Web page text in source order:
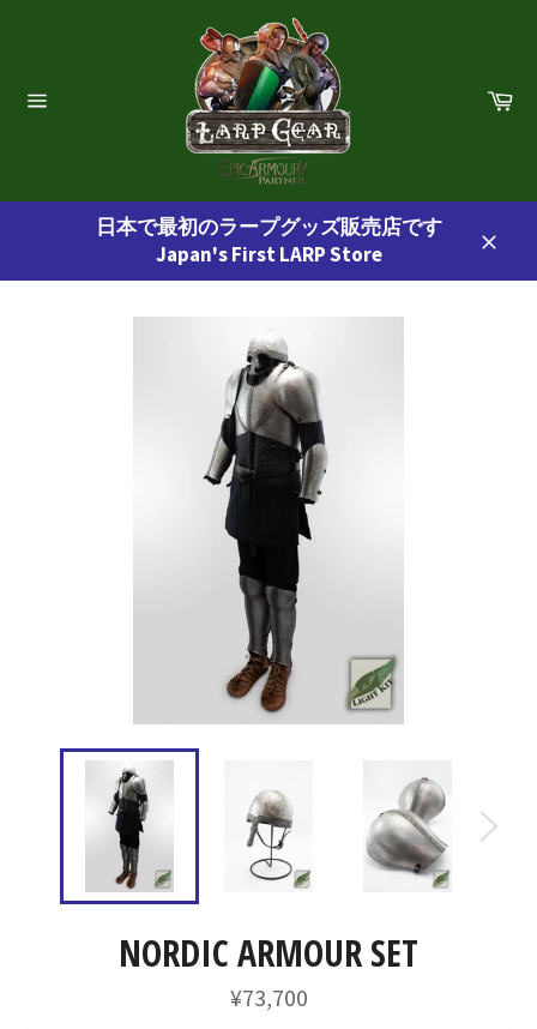
キ
す
ビ
ョ
カ
日本で最初のラープグッズ販売店です
Japan's First LARP Store
NORDIC ARMOUR SET
通
常
¥73,700